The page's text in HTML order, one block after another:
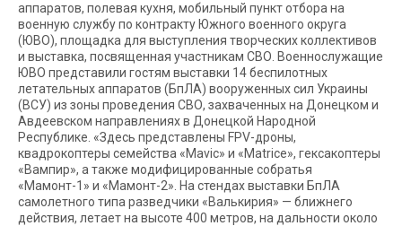
аппаратов, полевая кухня, мобильный пункт отбора на
военную службу по контракту Южного военного округа
(ЮВО), площадка для выступления творческих коллективов
и выставка, посвященная участникам СВО. Военнослужащие
ЮВО представили гостям выставки 14 беспилотных
летательных аппаратов (БпЛА) вооруженных сил Украины
(ВСУ) из зоны проведения СВО, захваченных на Донецком и
Авдеевском направлениях в Донецкой Народной
Республике. «Здесь представлены FPV-дроны,
квадрокоптеры семейства «Mavic» и «Matrice», гексакоптеры
«Вампир», а также модифицированные собратья
«Мамонт-1» и «Мамонт-2». На стендах выставки БпЛА
самолетного типа разведчики «Валькирия» — ближнего
действия, летает на высоте 400 метров, на дальности около